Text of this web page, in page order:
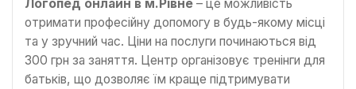
Логопед онлайн в м.Рівне – це можливість
отримати професійну допомогу в будь-якому місці
та у зручний час. Ціни на послуги починаються від
300 грн за заняття. Центр організовує тренінги для
батьків, що дозволяє їм краще підтримувати